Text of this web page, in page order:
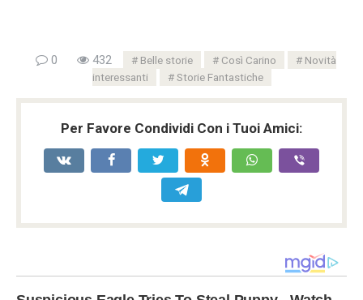
0 432 Belle storie Così Carino
Novità
interessanti
Storie Fantastiche
Per Favore Condividi Con i Tuoi Amici: